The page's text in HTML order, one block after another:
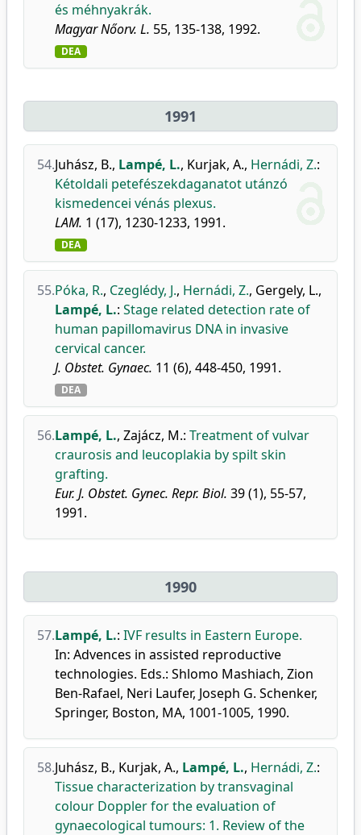
és méhnyakrák.
Magyar Nőorv. L. 55, 135-138, 1992.
DEA
1991
54.Juhász, B., Lampé, L., Kurjak, A., Hernádi, Z.:
Kétoldali petefészekdaganatot utánzó
kismedencei vénás plexus.
LAM. 1 (17), 1230-1233, 1991.
DEA
55.Póka, R., Czeglédy, J., Hernádi, Z., Gergely, L.,
Lampé, L.: Stage related detection rate of
human papillomavirus DNA in invasive
cervical cancer.
J. Obstet. Gynaec. 11 (6), 448-450, 1991.
DEA
56.Lampé, L., Zajácz, M.: Treatment of vulvar
craurosis and leucoplakia by spilt skin
grafting.
Eur. J. Obstet. Gynec. Repr. Biol. 39 (1), 55-57,
1991.
1990
57.Lampé, L.: IVF results in Eastern Europe.
In: Advences in assisted reproductive
technologies. Eds.: Shlomo Mashiach, Zion
Ben-Rafael, Neri Laufer, Joseph G. Schenker,
Springer, Boston, MA, 1001-1005, 1990.
58.Juhász, B., Kurjak, A., Lampé, L., Hernádi, Z.:
Tissue characterization by transvaginal
colour Doppler for the evaluation of
gynaecological tumours: 1. Review of the